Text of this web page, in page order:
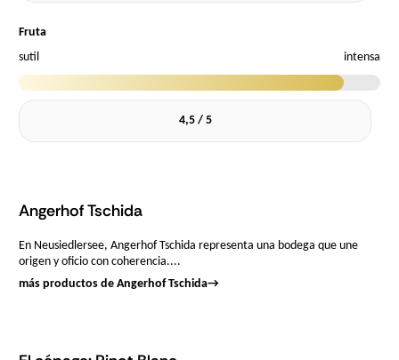
Fruta
sutil
intensa
4,5 / 5
Angerhof Tschida
En Neusiedlersee, Angerhof Tschida representa una bodega que une
origen y oficio con coherencia....
más productos de Angerhof Tschida→